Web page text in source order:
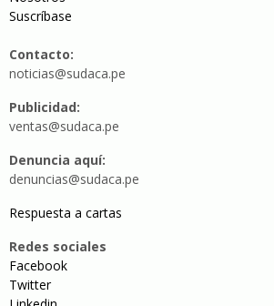
Suscríbase
Contacto:
noticias@sudaca.pe
Publicidad:
ventas@sudaca.pe
Denuncia aquí:
denuncias@sudaca.pe
Respuesta a cartas
Redes sociales
Facebook
Twitter